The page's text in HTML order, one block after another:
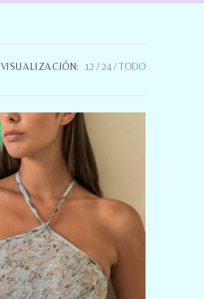
VISUALIZACIÓN: 12 24 TODO